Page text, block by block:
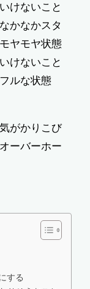
けないこと
かなかスタ
ヤモヤ状態
けないこと
ルな状態
がかりこび
ーバーホー
する